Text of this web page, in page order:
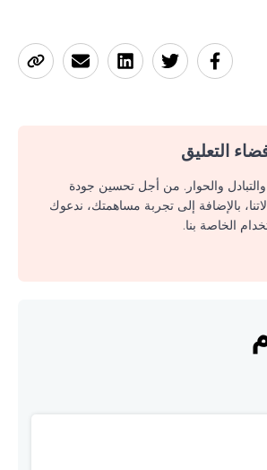
التعليق
والحوار. من أجل تحسين جودة
بالإضافة إلى تجربة مساهمتك، ندعوك
الخاصة بنا.